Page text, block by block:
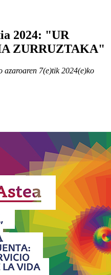
2024: "UR
ZURRUZTAKA"
azaroaren 7(e)tik 2024(e)ko